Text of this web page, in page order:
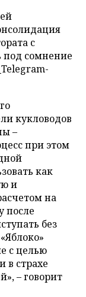
с
под сомнение
Telegram-
кукловодов
–
при этом
как
и
на
после
без
с целью
в страхе
– говорит